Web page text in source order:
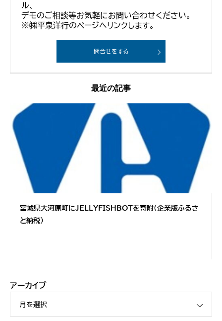
ル、
デモのご相談等お気軽にお問い合わせください。
※㈱平泉洋行のページへリンクします。
問合せをする
最近の記事
宮城県大河原町にJELLYFISHBOTを寄附（企業版ふるさ
と納税）
アーカイブ
月を選択